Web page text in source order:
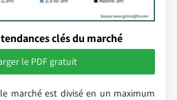
clés du marché
le PDF gratuit
marché est divisé en un maximum